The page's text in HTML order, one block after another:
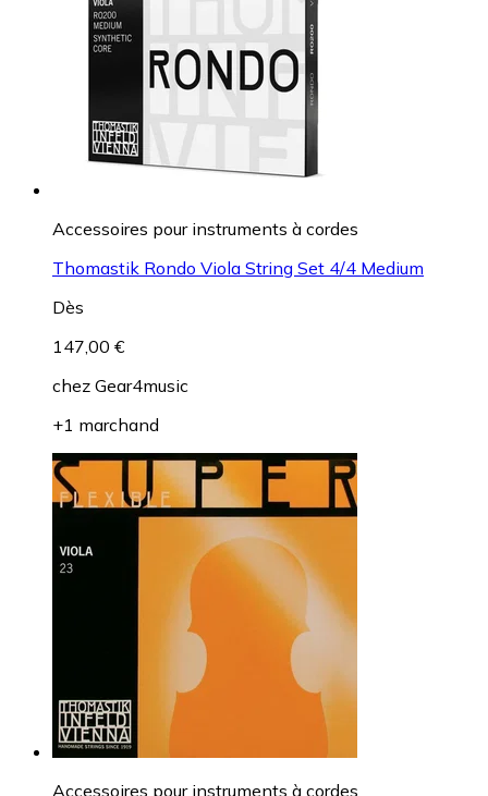
Accessoires pour instruments à cordes
Thomastik Rondo Viola String Set 4/4 Medium
Dès
147,00 €
chez Gear4music
+1 marchand
Accessoires pour instruments à cordes